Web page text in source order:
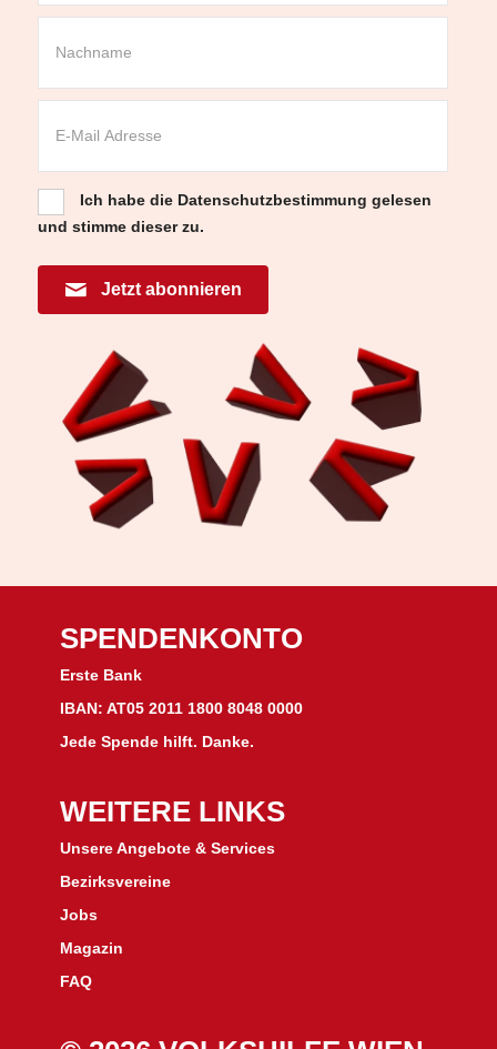
Ich habe die Datenschutzbestimmung gelesen
und stimme dieser zu.
Jetzt abonnieren
SPENDENKONTO
Erste Bank
IBAN: AT05 2011 1800 8048 0000
Jede Spende hilft. Danke.
WEITERE LINKS
Unsere Angebote & Services
Bezirksvereine
Jobs
Magazin
FAQ